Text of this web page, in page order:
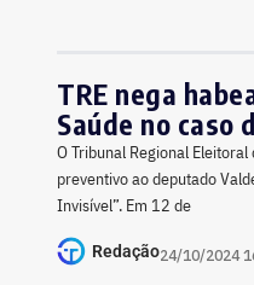
TRE nega
Saúde no caso
O Tribunal Regional
preventivo ao deputado
Invisível”. Em 12 de
Redação24/10/2024